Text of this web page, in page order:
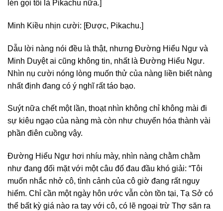
lén gọi tôi là Pikachu nữa.]
Minh Kiều nhịn cười: [Được, Pikachu.]
Dẫu lời nàng nói đều là thật, nhưng Đường Hiểu Ngư và
Minh Duyệt ai cũng không tin, nhất là Đường Hiểu Ngư.
Nhìn nụ cười nóng lòng muốn thử của nàng liền biết nàng
nhất định đang có ý nghĩ rất táo bạo.
Suýt nữa chết một lần, thoạt nhìn không chỉ không mài đi
sự kiêu ngạo của nàng mà còn như chuyển hóa thành vài
phần điên cuồng vậy.
Đường Hiểu Ngư hơi nhíu mày, nhìn nàng chằm chằm
như đang đối mặt với một câu đố đau đầu khó giải: “Tôi
muốn nhắc nhở cô, tình cảnh của cô giờ đang rất nguy
hiểm. Chỉ cần một ngày hôn ước vẫn còn tồn tại, Tạ Sở có
thể bất kỳ giá nào ra tay với cô, có lẽ ngoại trừ Thợ săn ra